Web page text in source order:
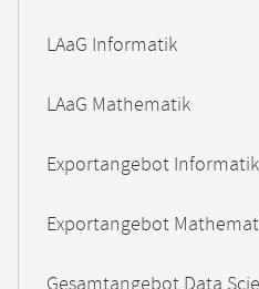
LAaG Informatik
LAaG Mathematik
Exportangebot Informatik
Exportangebot